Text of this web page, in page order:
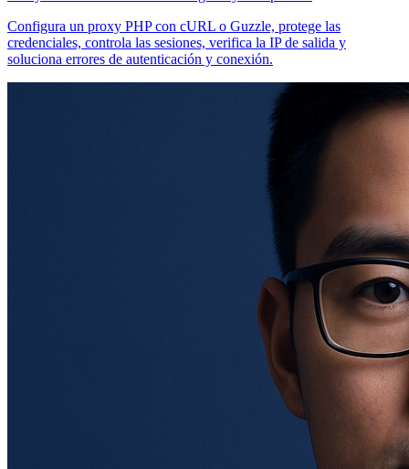
Configura un proxy PHP con cURL o Guzzle, protege las
credenciales, controla las sesiones, verifica la IP de salida y
soluciona errores de autenticación y conexión.